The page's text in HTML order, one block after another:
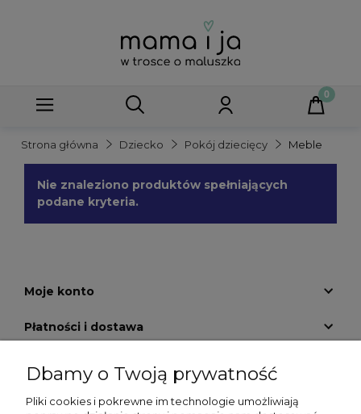
Strona główna Dziecko Pokój dziecięcy Meble
Nie znaleziono produktów spełniających
podane kryteria.
Moje konto
Płatności i dostawa
O nas
Dbamy o Twoją prywatność
Pliki cookies i pokrewne im technologie umożliwiają